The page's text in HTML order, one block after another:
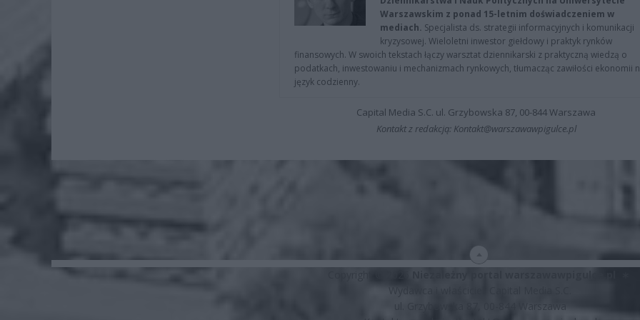
Warszawskim z ponad 15-letnim doświadczeniem w
mediach. Specjalista ds. strategii informacyjnych i komunikacji
kryzysowej. Wieloletni inwestor giełdowy i praktyk rynków
finansowych. W swoich tekstach łączy warsztat dziennikarski z praktyczną wiedzą o
podatkach, inwestowaniu i mechanizmach rynkowych, tłumacząc zawiłości ekonomii
język codzienny.
Capital Media S.C. ul. Grzybowska 87, 00-844 Warszawa
Kontakt z redakcją: Kontakt@warszawawpigulce.pl
ul. Grzybowska 87, 00-844 Warszawa